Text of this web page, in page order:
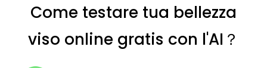
Come testare tua bellezza
viso online gratis con l'AI？